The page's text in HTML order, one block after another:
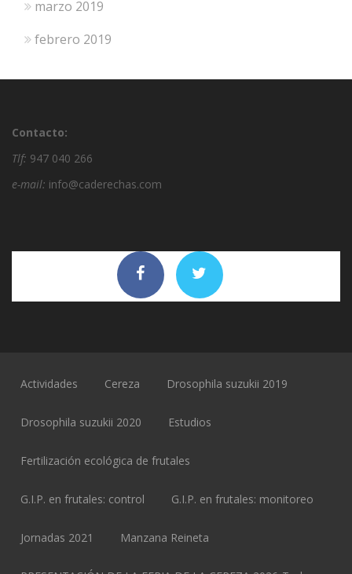
marzo 2019
febrero 2019
Contacto:
Tlf: 947 040 266
e-mail: info@caderechas.com
Actividades Cereza Drosophila suzukii 2019
Drosophila suzukii 2020 Estudios
Fertilización ecológica de frutales
G.I.P. en frutales: control G.I.P. en frutales: monitoreo
Jornadas 2021 Manzana Reineta